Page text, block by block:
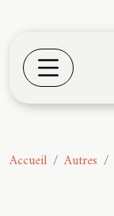
Accueil Autres